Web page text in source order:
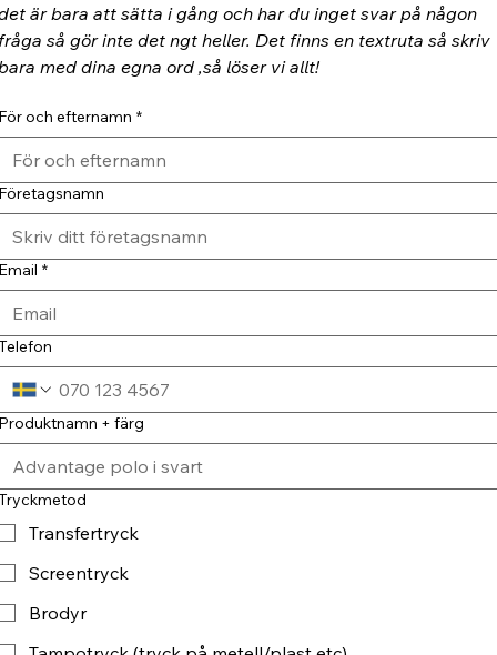
är bara att sätta i gång och har du inget svar på någon
så gör inte det ngt heller. Det finns en textruta så skriv
med dina egna ord ,så löser vi allt!
och efternamn *
*
+ färg
Transfertryck
Screentryck
Brodyr